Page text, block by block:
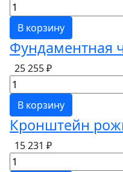
В корзину
Фундаментная
25 255 ₽
В корзину
Кронштейн
15 231 ₽